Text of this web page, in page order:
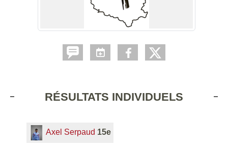
RÉSULTATS INDIVIDUELS
Axel Serpaud 15e